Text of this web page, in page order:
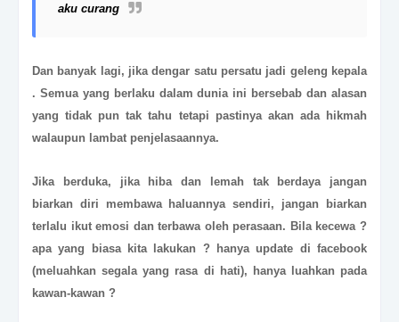
aku curang
Dan banyak lagi, jika dengar satu persatu jadi geleng kepala
. Semua yang berlaku dalam dunia ini bersebab dan alasan
yang tidak pun tak tahu tetapi pastinya akan ada hikmah
walaupun lambat penjelasaannya.
Jika berduka, jika hiba dan lemah tak berdaya jangan
biarkan diri membawa haluannya sendiri, jangan biarkan
terlalu ikut emosi dan terbawa oleh perasaan. Bila kecewa ?
apa yang biasa kita lakukan ? hanya update di facebook
(meluahkan segala yang rasa di hati), hanya luahkan pada
kawan-kawan ?